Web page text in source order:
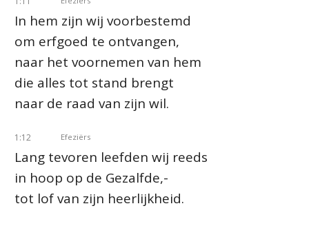
In hem zijn wij voorbestemd
om erfgoed te ontvangen,
naar het voornemen van hem
die alles tot stand brengt
naar de raad van zijn wil.
1:12 Efeziërs
Lang tevoren leefden wij reeds
in hoop op de Gezalfde,-
tot lof van zijn heerlijkheid.